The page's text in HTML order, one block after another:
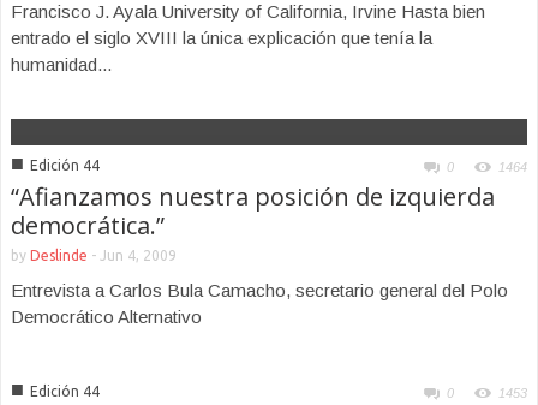
Francisco J. Ayala University of California, Irvine Hasta bien
entrado el siglo XVIII la única explicación que tenía la
humanidad...
■ Edición 44 0 1464
“Afianzamos nuestra posición de izquierda
democrática.”
by Deslinde - Jun 4, 2009
Entrevista a Carlos Bula Camacho, secretario general del Polo
Democrático Alternativo
■ Edición 44 0 1453